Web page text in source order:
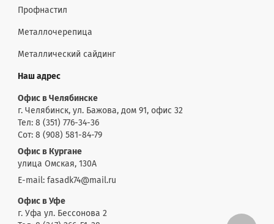
Профнастил
Металлочерепица
Металлический сайдинг
Наш адрес
Офис в Челябинске
г. Челябинск, ул. Бажова, дом 91, офис 32
Тел: 8 (351) 776-34-36
Сот: 8 (908) 581-84-79
Офис в Кургане
улица Омская, 130А
Офис в Уфе
г. Уфа ул. Бессонова 2
E-mail: fasadk74@mail.ru